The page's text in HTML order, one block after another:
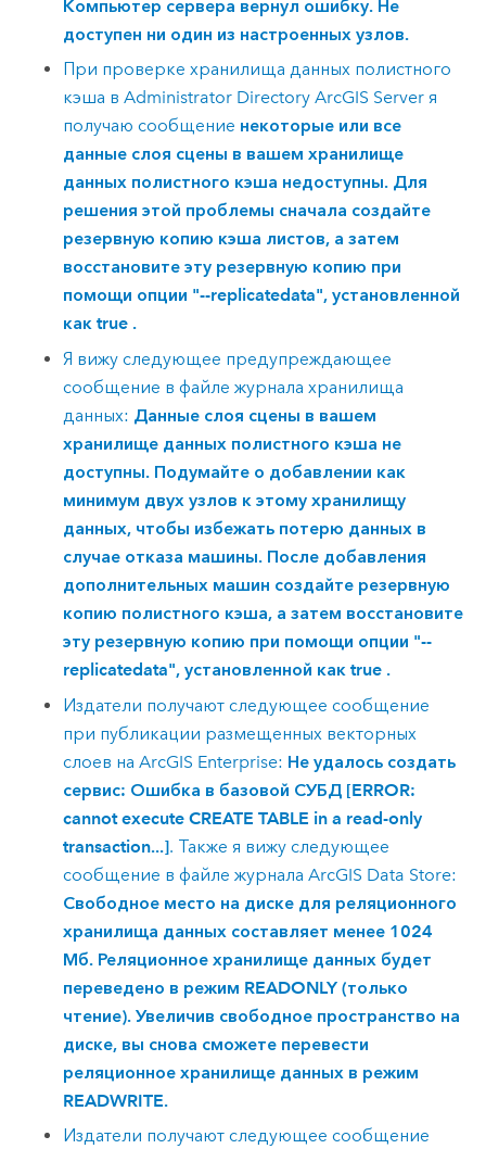
Компьютер сервера вернул ошибку. Не
доступен ни один из настроенных узлов.
При проверке хранилища данных полистного
кэша в Administrator DirectoryArcGIS Server я
получаю сообщение некоторые или все
данные слоя сцены в вашем хранилище
данных полистного кэша недоступны. Для
решения этой проблемы сначала создайте
резервную копию кэша листов, а затем
восстановите эту резервную копию при
помощи опции "--replicatedata", установленной
как true .
Я вижу следующее предупреждающее
сообщение в файле журнала хранилища
данных: Данные слоя сцены в вашем
хранилище данных полистного кэша не
доступны. Подумайте о добавлении как
минимум двух узлов к этому хранилищу
данных, чтобы избежать потерю данных в
случае отказа машины. После добавления
дополнительных машин создайте резервную
копию полистного кэша, а затем восстановите
эту резервную копию при помощи опции "--
replicatedata", установленной как true .
Издатели получают следующее сообщение
при публикации размещенных векторных
слоев наArcGIS Enterprise: Не удалось создать
сервис: Ошибка в базовой СУБД [ERROR:
cannot execute CREATE TABLE in a read-only
transaction...]. Также я вижу следующее
сообщение в файле журналаArcGIS Data Store:
Свободное место на диске для реляционного
хранилища данных составляет менее 1024
Мб. Реляционное хранилище данных будет
переведено в режим READONLY (только
чтение). Увеличив свободное пространство на
диске, вы снова сможете перевести
реляционное хранилище данных в режим
READWRITE.
Издатели получают следующее сообщение